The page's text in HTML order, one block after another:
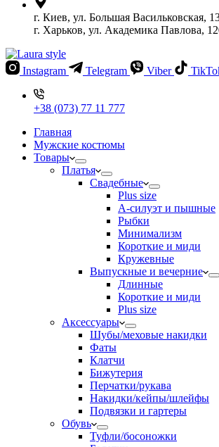
г. Киев, ул. Большая Васильковская,
г. Харьков, ул. Академика Павлова,
Instagram Telegram Viber
+38 (073) 77 11 777
Главная
Мужские костюмы
Товары
Платья
Свадебные
Plus size
А-силуэт и пышные
Рыбки
Минимализм
Короткие и миди
Кружевные
Выпускные и вечерние
Длинные
Короткие и миди
Plus size
Аксессуары
Шубы/меховые накидки
Фаты
Клатчи
Бижутерия
Перчатки/рукава
Накидки/кейпы/шлейфы
Подвязки и гартеры
Обувь
Туфли/босоножки